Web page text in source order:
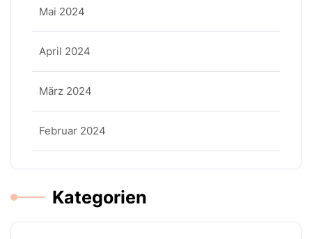
Mai 2024
April 2024
März 2024
Februar 2024
Kategorien